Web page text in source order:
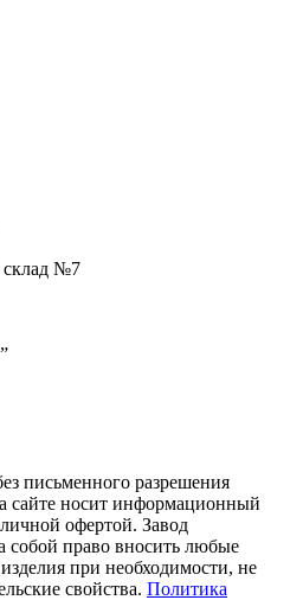
склад №7
письменного разрешения
сайте носит информационный
офертой. Завод
собой право вносить любые
при необходимости, не
свойства. Политика